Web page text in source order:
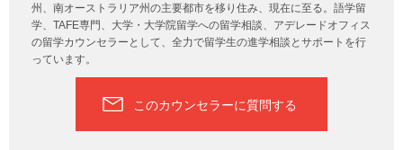
州、南オーストラリア州の主要都市を移り住み、現在に至る。語学留
学、TAFE専門、大学・大学院留学への留学相談、アデレードオフィス
の留学カウンセラーとして、全力で留学生の進学相談とサポートを行
っています。
このカウンセラーに質問する